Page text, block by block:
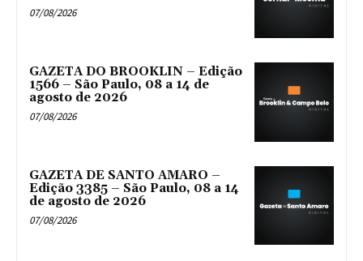
07/08/2026
GAZETA DO BROOKLIN – Edição
1566 – São Paulo, 08 a 14 de
agosto de 2026
07/08/2026
GAZETA DE SANTO AMARO –
Edição 3385 – São Paulo, 08 a 14
de agosto de 2026
07/08/2026